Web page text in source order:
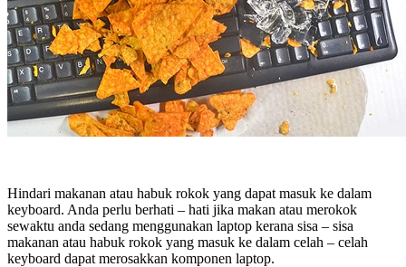
Hindari makanan atau habuk rokok yang dapat masuk ke dalam
keyboard. Anda perlu berhati – hati jika makan atau merokok
sewaktu anda sedang menggunakan laptop kerana sisa – sisa
makanan atau habuk rokok yang masuk ke dalam celah – celah
keyboard dapat merosakkan komponen laptop.